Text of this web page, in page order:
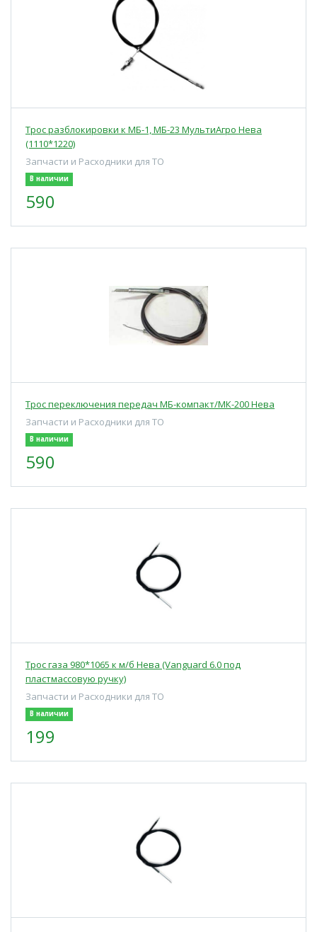
Трос разблокировки к МБ-1, МБ-23 МультиАгро Нева
(1110*1220)
Запчасти и Расходники для ТО
В наличии
590
Трос переключения передач МБ-компакт/МК-200 Нева
Запчасти и Расходники для ТО
В наличии
590
Трос газа 980*1065 к м/б Нева (Vanguard 6.0 под
пластмассовую ручку)
Запчасти и Расходники для ТО
В наличии
199